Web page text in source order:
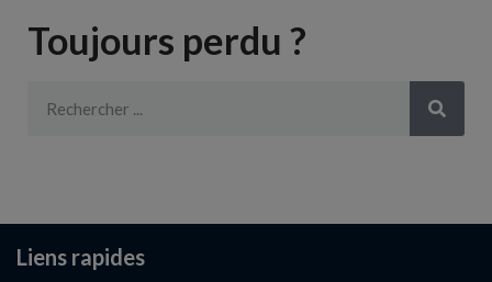
Toujours perdu ?
Liens rapides